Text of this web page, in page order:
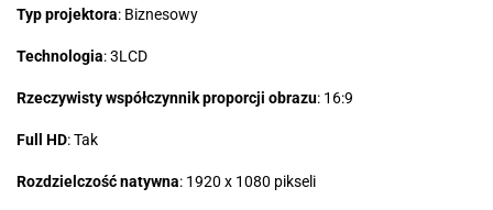
Typ projektora: Biznesowy
Technologia: 3LCD
Rzeczywisty współczynnik proporcji obrazu: 16:9
Full HD: Tak
Rozdzielczość natywna: 1920 x 1080 pikseli